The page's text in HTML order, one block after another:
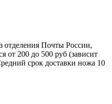
отделения Почты России,
от 200 до 500 руб (зависит
срок доставки ножа 10